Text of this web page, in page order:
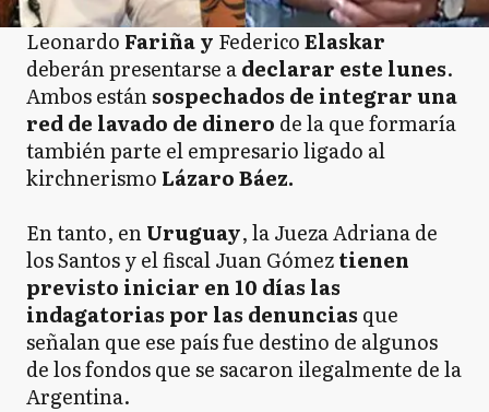
Leonardo Fariña y FedericoElaskar
deberán presentarse adeclarar este lunes.
Ambos estánsospechados de integrar una
red de lavado de dinero de la que formaría
también parte el empresario ligado al
kirchnerismo Lázaro Báez.
En tanto, enUruguay, la Jueza Adriana de
los Santos y el fiscal Juan Gómeztienen
previsto iniciar en 10 días las
indagatorias por las denuncias que
señalan que ese país fue destino de algunos
de los fondos que se sacaron ilegalmente de la
Argentina.